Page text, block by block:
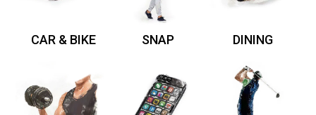
CAR & BIKE SNAP DINING